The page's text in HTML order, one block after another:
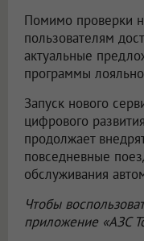
Помимо проверки
пользователям
актуальные
программы
Запуск нового
цифрового
продолжает
повседневные
обслуживания
Чтобы
приложение «АЗС